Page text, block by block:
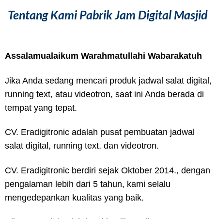
Tentang Kami Pabrik Jam Digital Masjid
Assalamualaikum Warahmatullahi Wabarakatuh
Jika Anda sedang mencari produk jadwal salat digital,
running text, atau videotron, saat ini Anda berada di
tempat yang tepat.
CV. Eradigitronic adalah pusat pembuatan jadwal
salat digital, running text, dan videotron.
CV. Eradigitronic berdiri sejak Oktober 2014., dengan
pengalaman lebih dari 5 tahun, kami selalu
mengedepankan kualitas yang baik.